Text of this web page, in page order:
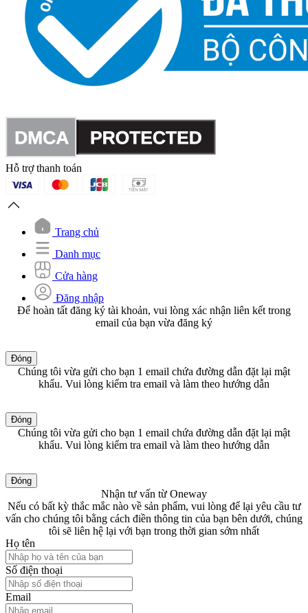
Hỗ trợ thanh toán
Trang chủ
Danh mục
Cửa hàng
Đăng nhập
Để hoàn tất đăng ký tài khoản, vui lòng xác nhận liên kết trong
email của bạn vừa đăng ký
Đóng
Chúng tôi vừa gửi cho bạn 1 email chứa đường dẫn đặt lại mật
khẩu. Vui lòng kiểm tra email và làm theo hướng dẫn
Đóng
Chúng tôi vừa gửi cho bạn 1 email chứa đường dẫn đặt lại mật
khẩu. Vui lòng kiểm tra email và làm theo hướng dẫn
Đóng
Nhận tư vấn từ Oneway
Nếu có bất kỳ thắc mắc nào về sản phẩm, vui lòng để lại yêu cầu tư
vấn cho chúng tôi bằng cách điền thông tin của bạn bên dưới, chúng
tôi sẽ liên hệ lại với bạn trong thời gian sớm nhất
Họ tên
Số điện thoại
Email